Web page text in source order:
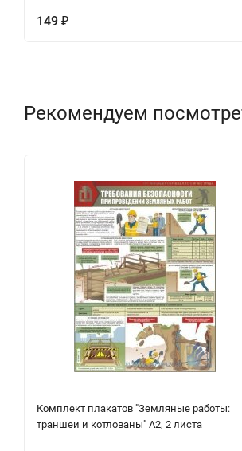
149 ₽
Рекомендуем
Комплект плакатов "Земляные работы:
траншеи и котлованы" А2, 2 листа